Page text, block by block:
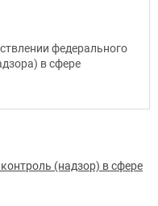
федерального
в сфере
(надзор) в сфере